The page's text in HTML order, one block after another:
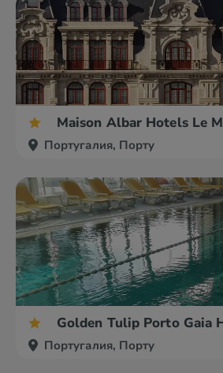
Maison Albar Hotels Le
Португалия, Порту
Golden Tulip Porto Gaia
Португалия, Порту